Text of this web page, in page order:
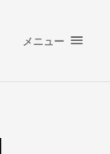
メニュー